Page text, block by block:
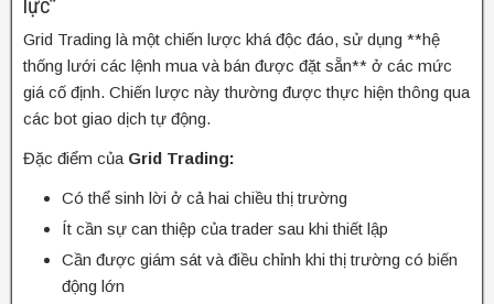
lực”
Grid Trading là một chiến lược khá độc đáo, sử dụng **hệ
thống lưới các lệnh mua và bán được đặt sẵn** ở các mức
giá cố định. Chiến lược này thường được thực hiện thông qua
các bot giao dịch tự động.
Đặc điểm của Grid Trading:
Có thể sinh lời ở cả hai chiều thị trường
Ít cần sự can thiệp của trader sau khi thiết lập
Cần được giám sát và điều chỉnh khi thị trường có biến
động lớn